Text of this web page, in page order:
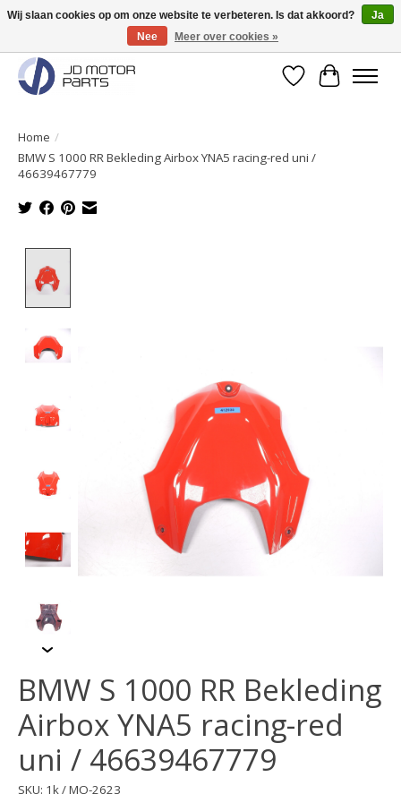
Originele onderdelen direct uit voorraad leverbaar!
Verlanglijst
Home /
BMW S 1000 RR Bekleding Airbox YNA5 racing-red uni /
46639467779
BMW S 1000 RR Bekleding
Airbox YNA5 racing-red
uni / 46639467779
SKU: 1k / MO-2623
Wij slaan cookies op om onze website te verbeteren. Is dat akkoord?
Ja
Nee
Meer over cookies »